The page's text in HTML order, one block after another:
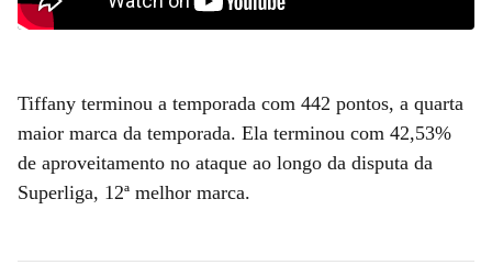
Tiffany terminou a temporada com 442 pontos, a quarta
maior marca da temporada. Ela terminou com 42,53%
de aproveitamento no ataque ao longo da disputa da
Superliga, 12ª melhor marca.